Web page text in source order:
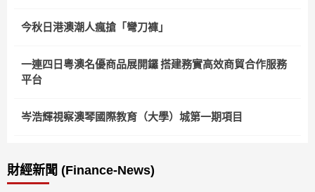
今秋日港澳潮人瘋搶「彎刀褲」
一連四日粵澳名優商品展開鑼 搭建務實高效商貿合作服務
平台
岑浩輝視察澳琴國際教育（大學）城第一期項目
財經新聞 (Finance-News)